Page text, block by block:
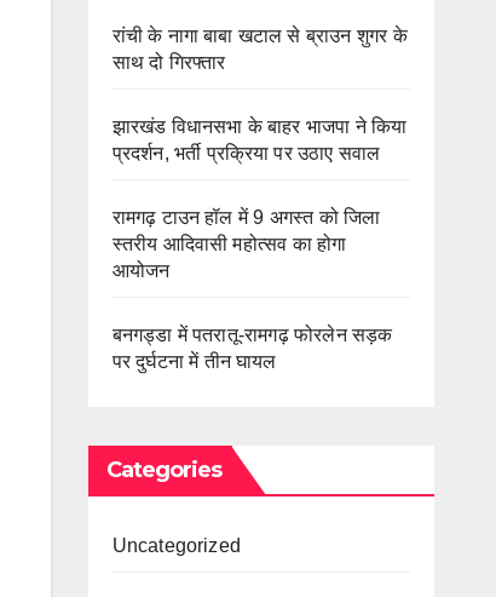
रांची के नागा बाबा खटाल से ब्राउन शुगर के
साथ दो गिरफ्तार
झारखंड विधानसभा के बाहर भाजपा ने किया
प्रदर्शन, भर्ती प्रक्रिया पर उठाए सवाल
रामगढ़ टाउन हॉल में 9 अगस्त को जिला
स्तरीय आदिवासी महोत्सव का होगा
आयोजन
बनगड्डा में पतरातू-रामगढ़ फोरलेन सड़क
पर दुर्घटना में तीन घायल
Categories
Uncategorized